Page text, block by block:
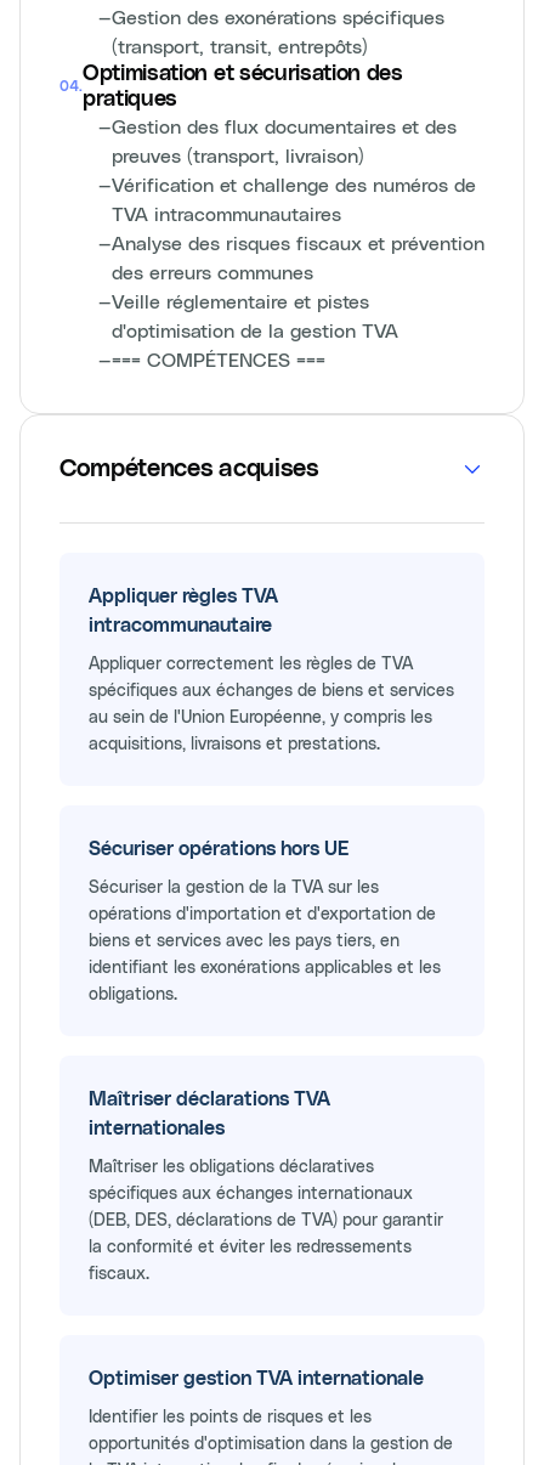
—Gestion des exonérations spécifiques
(transport, transit, entrepôts)
04.
Optimisation et sécurisation des
pratiques
—Gestion des flux documentaires et des
preuves (transport, livraison)
—Vérification et challenge des numéros de
TVA intracommunautaires
—Analyse des risques fiscaux et prévention
des erreurs communes
—Veille réglementaire et pistes
d'optimisation de la gestion TVA
—=== COMPÉTENCES ===
Compétences acquises
Appliquer règles TVA
intracommunautaire
Appliquer correctement les règles de TVA
spécifiques aux échanges de biens et services
au sein de l'Union Européenne, y compris les
acquisitions, livraisons et prestations.
Sécuriser opérations hors UE
Sécuriser la gestion de la TVA sur les
opérations d'importation et d'exportation de
biens et services avec les pays tiers, en
identifiant les exonérations applicables et les
obligations.
Maîtriser déclarations TVA
internationales
Maîtriser les obligations déclaratives
spécifiques aux échanges internationaux
(DEB, DES, déclarations de TVA) pour garantir
la conformité et éviter les redressements
fiscaux.
Optimiser gestion TVA internationale
Identifier les points de risques et les
opportunités d'optimisation dans la gestion de